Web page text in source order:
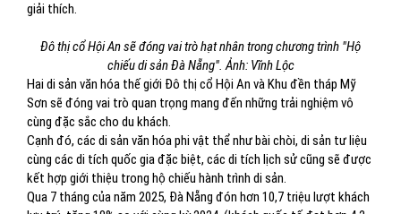
giải thích.
Đô thị cổ Hội An sẽ đóng vai trò hạt nhân trong chương trình "Hộ
chiếu di sản Đà Nẵng". Ảnh: Vĩnh Lộc
Hai di sản văn hóa thế giới Đô thị cổ Hội An và Khu đền tháp Mỹ
Sơn sẽ đóng vai trò quan trọng mang đến những trải nghiệm vô
cùng đặc sắc cho du khách.
Cạnh đó, các di sản văn hóa phi vật thể như bài chòi, di sản tư liệu
cùng các di tích quốc gia đặc biệt, các di tích lịch sử cũng sẽ được
kết hợp giới thiệu trong hộ chiếu hành trình di sản.
Qua 7 tháng của năm 2025, Đà Nẵng đón hơn 10,7 triệu lượt khách